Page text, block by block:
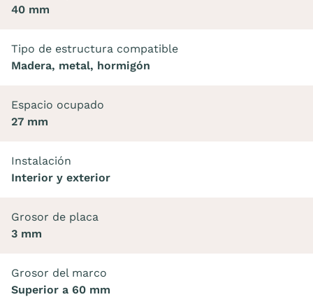
40 mm
Tipo de estructura compatible
Madera, metal, hormigón
Espacio ocupado
27 mm
Instalación
Interior y exterior
Grosor de placa
3 mm
Grosor del marco
Superior a 60 mm